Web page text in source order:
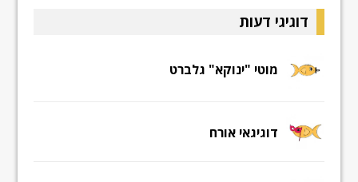
דוגיגי דעות
מוטי "ינוקא" גלברט
דוגיגאי אורח